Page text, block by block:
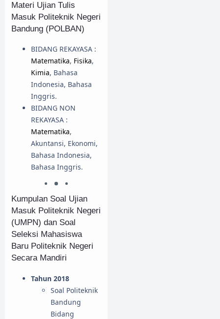
Materi Ujian Tulis
Masuk Politeknik Negeri
Bandung (POLBAN)
BIDANG REKAYASA :
Matematika, Fisika,
Kimia, Bahasa
Indonesia, Bahasa
Inggris.
BIDANG NON
REKAYASA :
Matematika,
Akuntansi, Ekonomi,
Bahasa Indonesia,
Bahasa Inggris.
Kumpulan Soal Ujian
Masuk Politeknik Negeri
(UMPN) dan Soal
Seleksi Mahasiswa
Baru Politeknik Negeri
Secara Mandiri
Tahun 2018
Soal Politeknik
Bandung
Bidang